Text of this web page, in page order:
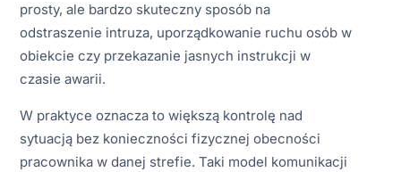
prosty, ale bardzo skuteczny sposób na
odstraszenie intruza, uporządkowanie ruchu osób w
obiekcie czy przekazanie jasnych instrukcji w
czasie awarii.
W praktyce oznacza to większą kontrolę nad
sytuacją bez konieczności fizycznej obecności
pracownika w danej strefie. Taki model komunikacji